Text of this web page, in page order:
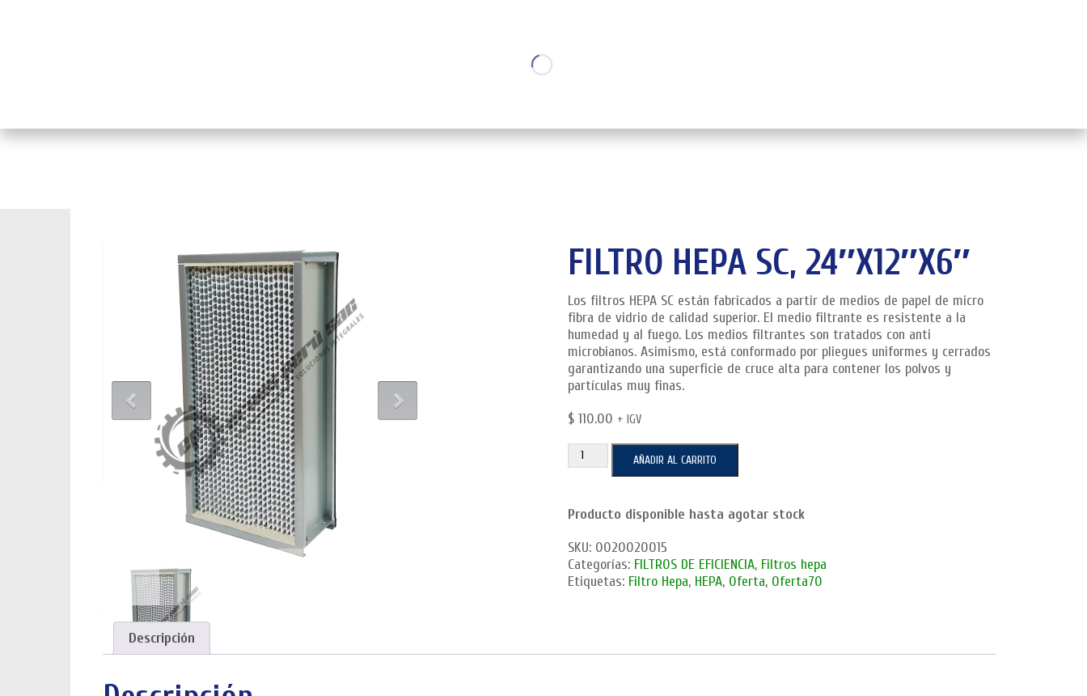
FILTRO HEPA SC, 24″X12″X6″
Los filtros HEPA SC están fabricados a partir de medios de papel de micro
fibra de vidrio de calidad superior. El medio filtrante es resistente a la
humedad y al fuego. Los medios filtrantes son tratados con anti
microbianos. Asimismo, está conformado por pliegues uniformes y cerrados
garantizando una superficie de cruce alta para contener los polvos y
partículas muy finas.
$110.00 + IGV
FILTRO
HEPA
cantidad
AÑADIR AL CARRITO
Producto disponible hasta agotar stock
SKU: 0020020015
Categorías: FILTROS DE EFICIENCIA, Filtros hepa
Etiquetas: Filtro Hepa, HEPA, Oferta, Oferta70
Descripción